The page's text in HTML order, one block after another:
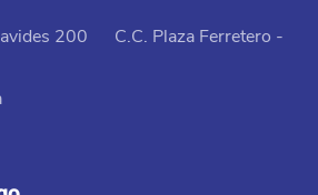
200 C.C. Plaza Ferretero -